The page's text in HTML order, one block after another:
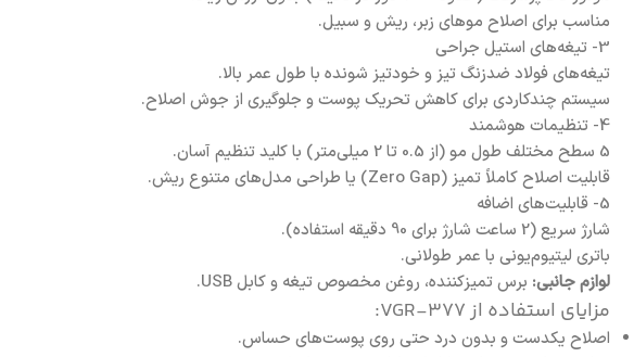
مناسب برای اصلاح موهای زبر، ریش و سبیل.
3- تیغه‌های استیل جراحی
تیغه‌های فولاد ضدزنگ تیز و خودتیز شونده با طول عمر بالا.
سیستم چندکاردی برای کاهش تحریک پوست و جلوگیری از جوش اصلاح.
4- تنظیمات هوشمند
5 سطح مختلف طول مو (از 0.5 تا 2 میلی‌متر) با کلید تنظیم آسان.
قابلیت اصلاح کاملاً تمیز (Zero Gap) یا طراحی مدل‌های متنوع ریش.
5- قابلیت‌های اضافه
شارژ سریع (2 ساعت شارژ برای 90 دقیقه استفاده).
باتری لیتیوم‌یونی با عمر طولانی.
لوازم جانبی: برس تمیزکننده، روغن مخصوص تیغه و کابل USB.
مزایای استفاده از VGR-377:
اصلاح یکدست و بدون درد حتی روی پوست‌های حساس.